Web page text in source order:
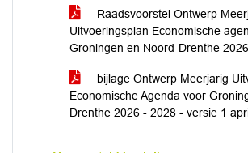
Raadsvoorstel Ontwerp
Uitvoeringsplan Economische
Groningen en Noord-Drenthe
bijlage Ontwerp Meerjarig
Economische Agenda voor
Drenthe 2026 - 2028 - versie 1